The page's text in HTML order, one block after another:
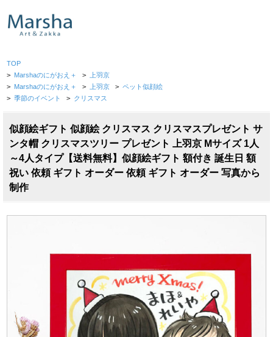
TOP
> Marshaのにがおえ＋ > 上羽京
> Marshaのにがおえ＋ > 上羽京 > ペット似顔絵
> 季節のイベント > クリスマス
似顔絵ギフト 似顔絵 クリスマス クリスマスプレゼント サ
ンタ帽 クリスマスツリー プレゼント 上羽京 Mサイズ 1人
～4人タイプ【送料無料】似顔絵ギフト 額付き 誕生日 額
祝い 依頼 ギフト オーダー 依頼 ギフト オーダー 写真から
制作